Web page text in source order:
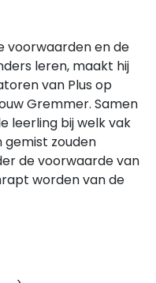
voorwaarden en de
leren, maakt hij
van Plus op
Gremmer. Samen
leerling bij welk vak
gemist zouden
de voorwaarde van
worden van de